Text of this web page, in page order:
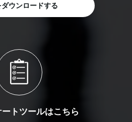
ダウンロードする
トツールはこちら